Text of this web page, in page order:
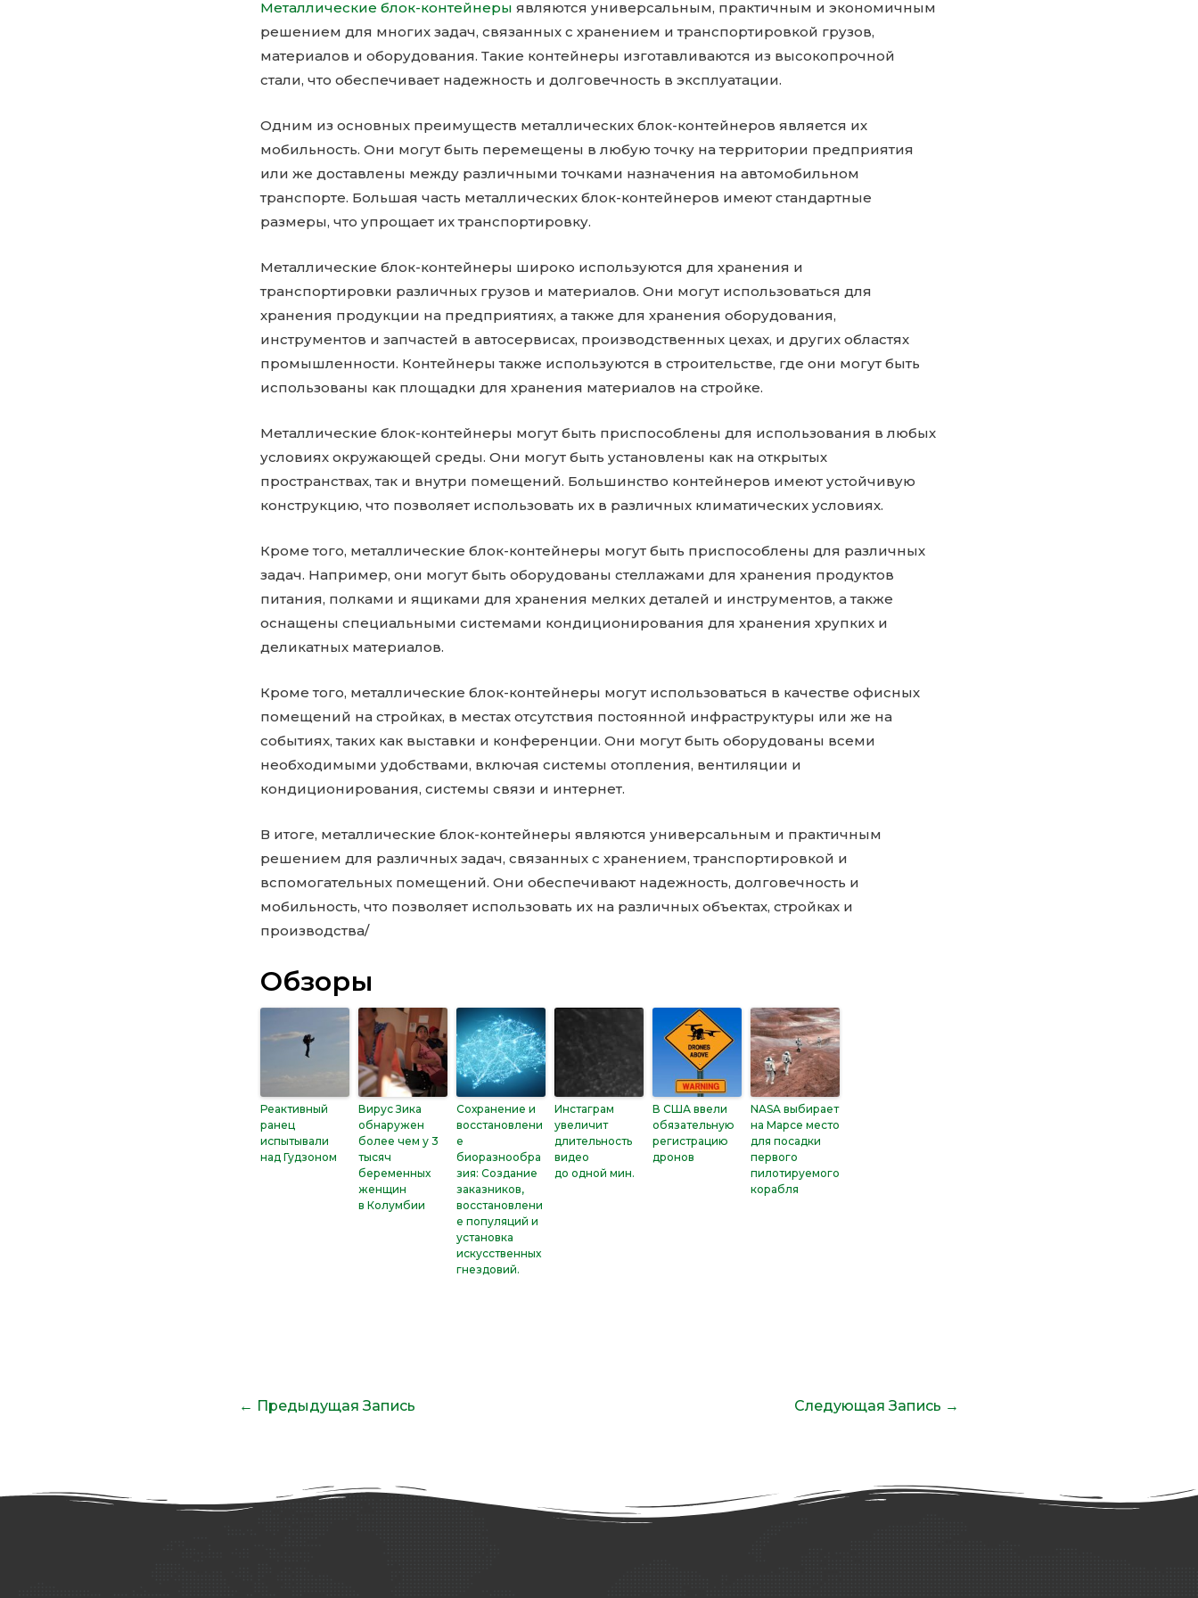
Металлические блок-контейнеры являются универсальным, практичным и экономичным
решением для многих задач, связанных с хранением и транспортировкой грузов,
материалов и оборудования. Такие контейнеры изготавливаются из высокопрочной
стали, что обеспечивает надежность и долговечность в эксплуатации.
Одним из основных преимуществ металлических блок-контейнеров является их
мобильность. Они могут быть перемещены в любую точку на территории предприятия
или же доставлены между различными точками назначения на автомобильном
транспорте. Большая часть металлических блок-контейнеров имеют стандартные
размеры, что упрощает их транспортировку.
Металлические блок-контейнеры широко используются для хранения и
транспортировки различных грузов и материалов. Они могут использоваться для
хранения продукции на предприятиях, а также для хранения оборудования,
инструментов и запчастей в автосервисах, производственных цехах, и других областях
промышленности. Контейнеры также используются в строительстве, где они могут быть
использованы как площадки для хранения материалов на стройке.
Металлические блок-контейнеры могут быть приспособлены для использования в любых
условиях окружающей среды. Они могут быть установлены как на открытых
пространствах, так и внутри помещений. Большинство контейнеров имеют устойчивую
конструкцию, что позволяет использовать их в различных климатических условиях.
Кроме того, металлические блок-контейнеры могут быть приспособлены для различных
задач. Например, они могут быть оборудованы стеллажами для хранения продуктов
питания, полками и ящиками для хранения мелких деталей и инструментов, а также
оснащены специальными системами кондиционирования для хранения хрупких и
деликатных материалов.
Кроме того, металлические блок-контейнеры могут использоваться в качестве офисных
помещений на стройках, в местах отсутствия постоянной инфраструктуры или же на
событиях, таких как выставки и конференции. Они могут быть оборудованы всеми
необходимыми удобствами, включая системы отопления, вентиляции и
кондиционирования, системы связи и интернет.
В итоге, металлические блок-контейнеры являются универсальным и практичным
решением для различных задач, связанных с хранением, транспортировкой и
вспомогательных помещений. Они обеспечивают надежность, долговечность и
мобильность, что позволяет использовать их на различных объектах, стройках и
производства/
Обзоры
Реактивный
ранец
испытывали
над Гудзоном
Вирус Зика
обнаружен
более чем у 3
тысяч
беременных
женщин
в Колумбии
Сохранение и
восстановлени
е
биоразнообра
зия: Создание
заказников,
восстановлени
е популяций и
установка
искусственных
гнездовий.
Инстаграм
увеличит
длительность
видео
до одной мин.
В США ввели
обязательную
регистрацию
дронов
NASA выбирает
на Марсе место
для посадки
первого
пилотируемого
корабля
← Предыдущая Запись Следующая Запись →